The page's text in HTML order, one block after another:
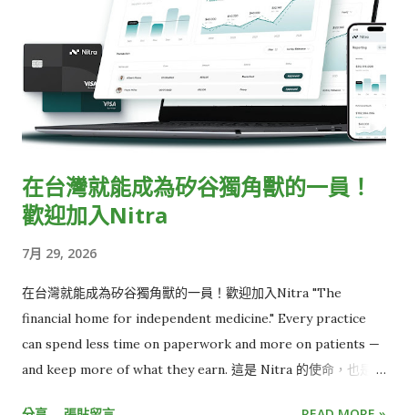
報到 沒有限制發表語言，但建議可以使用英文或中文，大部分的
現場觀眾能夠識別這兩種語言 *所有時區皆為 UTC+8 Lightning
Talks is an event featuring multiple short speeches or
presentations, typically held within an exclusive time slot.
All attendees gather in the main hall to watch the show.
This year, the Lightning talks is on Aug 09th from 16:15 -
minutes. Once the time is up, your screen will be cut off
immediately, and the audience will be invited to applaud and
projects, ideas, or small topics you...
在台灣就能成為矽谷獨角獸的一員！
歡迎加入Nitra
7月 29, 2026
在台灣就能成為矽谷獨角獸的一員！歡迎加入Nitra "The
financial home for independent medicine." Every practice
can spend less time on paperwork and more on patients —
and keep more of what they earn. 這是 Nitra 的使命，也是我